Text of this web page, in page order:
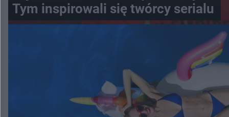
Tym inspirowali się twórcy serialu